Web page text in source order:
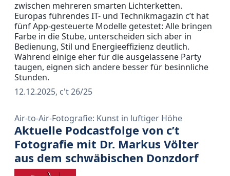
zwischen mehreren smarten Lichterketten.
Europas führendes IT- und Technikmagazin c’t hat
fünf App-gesteuerte Modelle getestet: Alle bringen
Farbe in die Stube, unterscheiden sich aber in
Bedienung, Stil und Energieeffizienz deutlich.
Während einige eher für die ausgelassene Party
taugen, eignen sich andere besser für besinnliche
Stunden.
12.12.2025, c't 26/25
Air-to-Air-Fotografie: Kunst in luftiger Höhe
Aktuelle Podcastfolge von c’t
Fotografie mit Dr. Markus Völter
aus dem schwäbischen Donzdorf